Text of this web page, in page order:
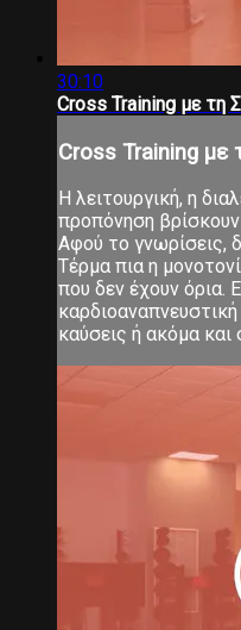
30:10
Cross Training με τη
Cross Training με
Η λειτουργική, η
προπόνηση
Αφού το γνωρίσεις,
Τέρμα πια η
που δεν έχουν όρια.
καύσεις ή ακόμα και